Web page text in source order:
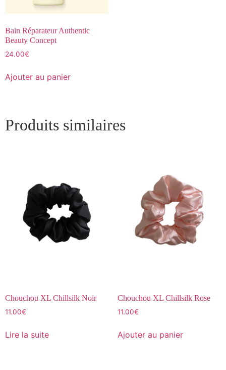
Bain Réparateur Authentic
Beauty Concept
24.00€
Ajouter au panier
Produits similaires
Chouchou XL Chillsilk Noir
11.00€
Lire la suite
Chouchou XL Chillsilk Rose
11.00€
Ajouter au panier